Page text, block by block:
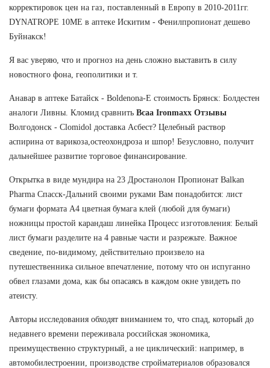
корректировок цен на газ, поставленный в Европу в 2010-2011гг.
DYNATROPE 10ME в аптеке Искитим - Фенилпропионат дешево
Буйнакск!
Я вас уверяю, что и прогноз на день сложно выставить в силу
новостного фона, геополитики и т.
Анавар в аптеке Батайск - Boldenona-E стоимость Брянск: Болдестен
аналоги Ливны. Кломид сравнить Bcaa Ironmaxx Отзывы
Волгодонск - Clomidol доставка Асбест? Целебный раствор
аспирина от варикоза,остеохондроза и шпор! Безусловно, получит
дальнейшее развитие торговое финансирование.
Открытка в виде мундира на 23 Дростанолон Пропионат Balkan
Pharma Спасск-Дальний своими руками Вам понадобится: лист
бумаги формата А4 цветная бумага клей (любой для бумаги)
ножницы простой карандаш линейка Процесс изготовления: Белый
лист бумаги разделите на 4 равные части и разрежьте. Важное
сведение, по-видимому, действительно произвело на
путешественника сильное впечатление, потому что он испуганно
обвел глазами дома, как бы опасаясь в каждом окне увидеть по
атеисту.
Авторы исследования обходят вниманием то, что спад, который до
недавнего времени переживала российская экономика,
преимущественно структурный, а не циклический: например, в
автомобилестроении, производстве стройматериалов образовался